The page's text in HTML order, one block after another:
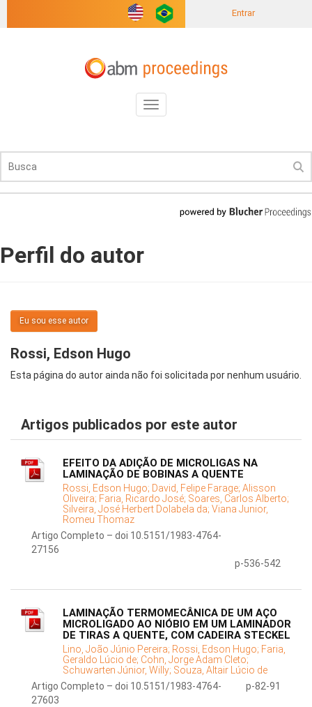
Entrar
Toggle
navigation
Perfil do autor
Eu sou esse autor
Rossi, Edson Hugo
Esta página do autor ainda não foi solicitada por nenhum usuário.
Artigos publicados por este autor
EFEITO DA ADIÇÃO DE MICROLIGAS NA
LAMINAÇÃO DE BOBINAS A QUENTE
Rossi, Edson Hugo; David, Felipe Farage; Alisson
Oliveira; Faria, Ricardo José; Soares, Carlos Alberto;
Silveira, José Herbert Dolabela da; Viana Junior,
Romeu Thomaz
Artigo Completo – doi 10.5151/1983-4764-
27156
p-536-542
LAMINAÇÃO TERMOMECÂNICA DE UM AÇO
MICROLIGADO AO NIÓBIO EM UM LAMINADOR
DE TIRAS A QUENTE, COM CADEIRA STECKEL
Lino, João Júnio Pereira; Rossi, Edson Hugo; Faria,
Geraldo Lúcio de; Cohn, Jorge Adam Cleto;
Schuwarten Júnior, Willy; Souza, Altair Lúcio de
Artigo Completo – doi 10.5151/1983-4764-
27603
p-82-91